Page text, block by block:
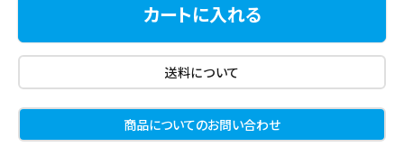
カートに入れる
送料について
商品についてのお問い合わせ